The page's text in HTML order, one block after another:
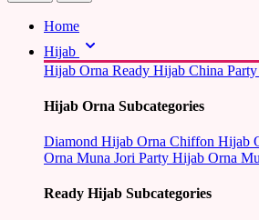
Home
Hijab
Hijab Orna Ready Hijab China
Hijab Orna Subcategories
Diamond Hijab Orna Chiffon Hijab
Orna Muna Jori Party Hijab Orna
Ready Hijab Subcategories